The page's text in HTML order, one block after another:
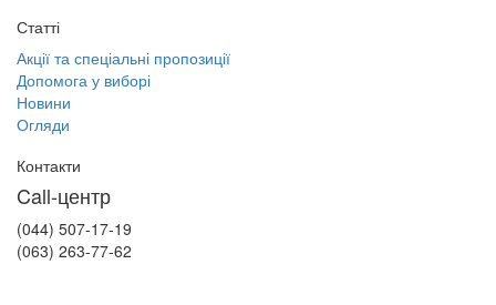
Статті
Акції та спеціальні пропозиції
Допомога у виборі
Новини
Огляди
Контакти
Call-центр
(044) 507-17-19
(063) 263-77-62